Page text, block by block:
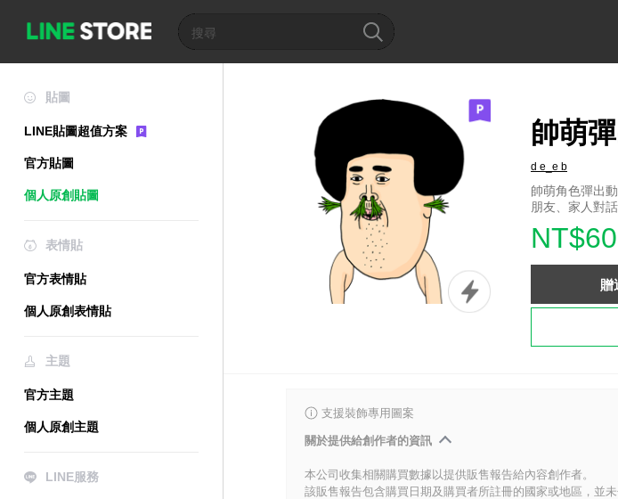
貼圖
LINE貼圖超值方案
官方貼圖
個人原創貼圖
表情貼
官方表情貼
個人原創表情貼
主題
官方主題
個人原創主題
LINE服務
帥萌
d e_e b
帥萌角色彈出
朋友、家人對
NT$60
贈
支援裝飾專用圖案
關於提供給創作者的資訊
本公司收集相關購買數據以提供販售報告給內容創作者。
該販售報告包含購買日期及購買者所註冊的國家或地區，並